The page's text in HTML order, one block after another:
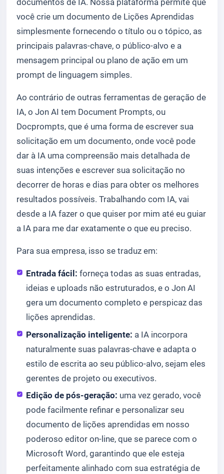
documentos de IA. Nossa plataforma permite que
você crie um documento de Lições Aprendidas
simplesmente fornecendo o título ou o tópico, as
principais palavras-chave, o público-alvo e a
mensagem principal ou plano de ação em um
prompt de linguagem simples.
Ao contrário de outras ferramentas de geração de
IA, o Jon AI tem Document Prompts, ou
Docprompts, que é uma forma de escrever sua
solicitação em um documento, onde você pode
dar à IA uma compreensão mais detalhada de
suas intenções e escrever sua solicitação no
decorrer de horas e dias para obter os melhores
resultados possíveis. Trabalhando com IA, vai
desde a IA fazer o que quiser por mim até eu guiar
a IA para me dar exatamente o que eu preciso.
Para sua empresa, isso se traduz em:
Entrada fácil: forneça todas as suas entradas,
ideias e uploads não estruturados, e o Jon AI
gera um documento completo e perspicaz das
lições aprendidas.
Personalização inteligente: a IA incorpora
naturalmente suas palavras-chave e adapta o
estilo de escrita ao seu público-alvo, sejam eles
gerentes de projeto ou executivos.
Edição de pós-geração: uma vez gerado, você
pode facilmente refinar e personalizar seu
documento de lições aprendidas em nosso
poderoso editor on-line, que se parece com o
Microsoft Word, garantindo que ele esteja
perfeitamente alinhado com sua estratégia de